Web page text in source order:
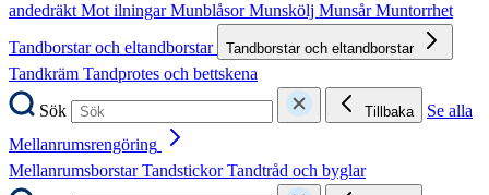
andedräktMot ilningarMunblåsorMunskölj MunsårMuntorrhet
Tandborstar och eltandborstar
Tandborstar och eltandborstar
Tandkräm Tandprotes och bettskena
Sök
Tillbaka
Se alla
Mellanrumsrengöring
MellanrumsborstarTandstickorTandtråd och byglar